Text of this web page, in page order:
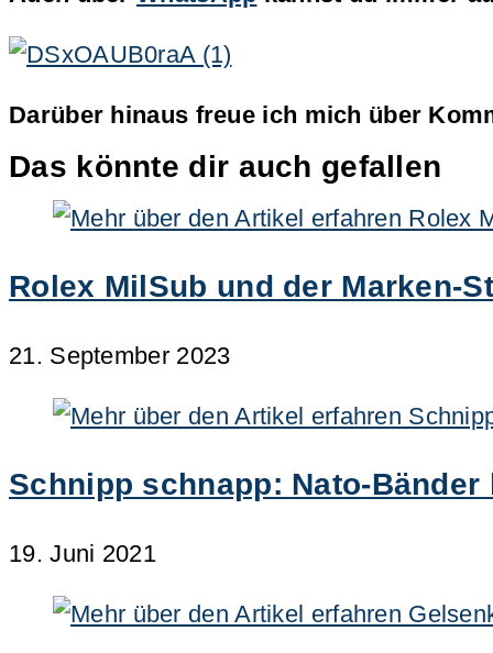
Darüber hinaus freue ich mich über
Das könnte dir auch gefallen
Rolex MilSub und der Marken-
21. September 2023
Schnipp schnapp: Nato-
19. Juni 2021